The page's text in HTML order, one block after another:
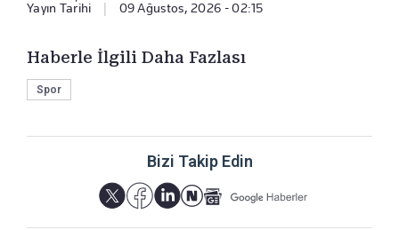
Yayın Tarihi 09 Ağustos, 2026 - 02:15
Haberle İlgili Daha Fazlası
Spor
Bizi Takip Edin